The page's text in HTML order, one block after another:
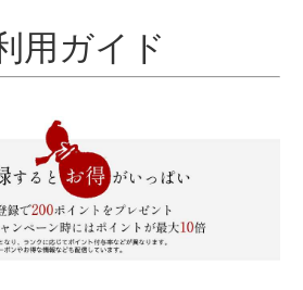
用ガイド